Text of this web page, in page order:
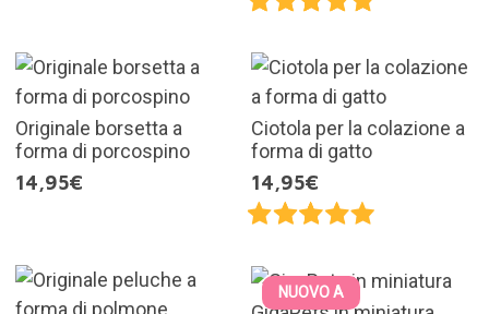
Originale borsetta a
forma di porcospino
14,95€
Ciotola per la colazione a
forma di gatto
14,95€
NUOVO A